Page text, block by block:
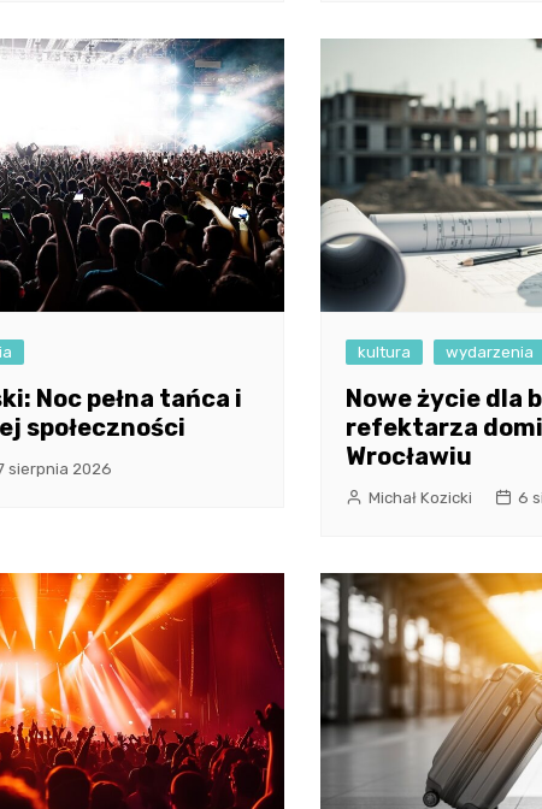
Noc pełna tańca i
społeczności
sierpnia 2026
kultura wydarzenia
Nowe życie dla
refektarza
Wrocławiu
Michał Kozicki 6